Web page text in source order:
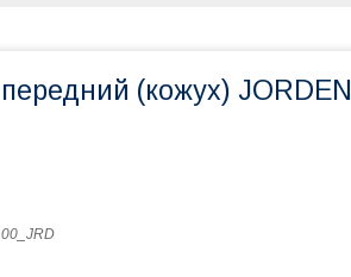
(кожух) JORDEN